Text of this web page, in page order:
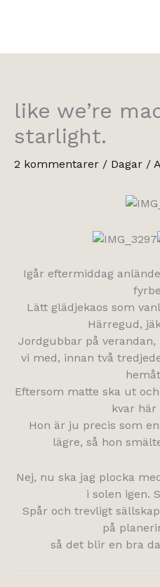
like we’re
starlight.
2 kommentarer / Dagar /
Igår eftermiddag
Lätt glädjekaos som
Härregud,
Jordgubbar på
vi med, innan två
Eftersom matte ska ut
kvar här
Hon är ju precis som
lägre, så hon
Nej, nu ska jag plocka
i solen igen.
Spår och trevligt
på
så det blir en bra